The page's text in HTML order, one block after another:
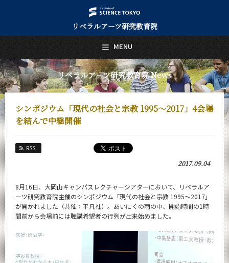
リベラルアーツ研究教育院
リベラルアーツ研究教育院 News
シンポジウム「現代の社会と宗教 1995～2017」4会場
を結んで中継開催
RSS
2017.09.04
8月16日、大岡山キャンパスレクチャーシアターにおいて、リベラルア
ーツ研究教育院主催のシンポジウム「現代の社会と宗教 1995～2017」
が開かれました（共催：平凡社）。あいにくの雨の中、開始時間の1時
間前から会場前には聴講希望者の行列が出来始めました。
MENU
日本語 English
トップページ
Top Page
リベラルアーツ研究教育院について
About Us
教育
Education
研究
Research
教員紹介
faculty
News
News 一覧